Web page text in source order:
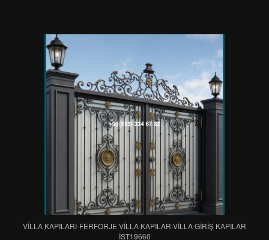
VİLLA KAPILARI-FERFORJE VİLLA KAPILAR-VİLLA GİRİŞ KAPILAR
IST19660